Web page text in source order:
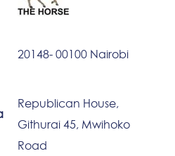
20148- 00100 Nairobi
Republican House,
Githurai 45, Mwihoko
Road